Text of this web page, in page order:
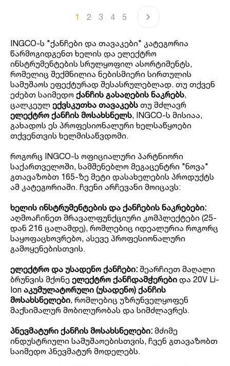
1 2 3 4 5
INGCO-ს "ქანჩები და თავაკები" კატეგორია
წარმოგიდგენთ ხელის და ელექტრო
ინსტრუმენტების სრულყოფილ ასორტიმენტს,
რომელიც შექმნილია ნებისმიერი სირთულის
სამუშაოს ეფექტურად შესასრულებლად. თუ თქვენ
ეძებთ საიმედო ქანჩის გასაღების ნაკრებს,
ცალკეულ ექვსკუთხა თავაკებს თუ მძლავრ
ელექტრო ქანჩის მოსახსნელს, INGCO-ს მისიაა,
გახადოს ეს პროფესიონალური ხელსაწყოები
თქვენთვის ხელმისაწვდომი.
როგორც INGCO-ს ოფიციალური პარტნიორი
საქართველოში, სამშენებლო მეგაცენტრი "ნოვა"
გთავაზობთ 165-ზე მეტი დასახელების პროდუქტს
ამ კატეგორიაში. ჩვენი არჩევანი მოიცავს:
ხელის ინსტრუმენტების და ქანჩების ნაკრებები:
აღმოაჩინეთ მრავალფუნქციური კომპლექტები (25-
დან 216 ცალამდე), რომლებიც იდეალურია როგორც
საყოფაცხოვრებო, ასევე პროფესიონალური
გამოყენებისთვის.
ელექტრო და უსადენო ქანჩები: შეარჩიეთ მაღალი
ბრუნვის მქონე ელექტრო ქანჩდამჭერები და 20V Li-
Ion აკუმულატორული (უსადენო) ქანჩის
მოსახსნელები, რომლებიც უზრუნველყოფენ
მაქსიმალურ მობილურობას და სიმძლავრეს.
პნევმატური ქანჩის მოსახსნელები: მძიმე
ინდუსტრიული სამუშაოებისთვის, ჩვენ გთავაზობთ
საიმედო პნევმატურ მოდელებს.